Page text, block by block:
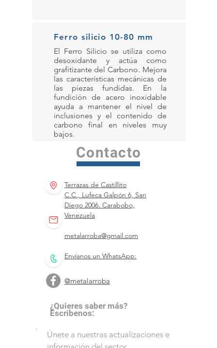
Ferro silicio 10-80 mm
El Ferro Silicio se utiliza como
desoxidante y actúa como
grafitizante del Carbono. Mejora
las características mecánicas de
las piezas fundidas. En la
fundición de acero inoxidable
ayuda a mantener el nivel de
inclusiones y el contenido de
carbono final en niveles muy
bajos.
Contacto
Terrazas de Castillito
C.C., Lufeca Galpón 6, San
Diego 2006. Carabobo,
Venezuela
metalarroba@gmail.com
Envíanos un WhatsApp:
@metalarroba
¿Quieres saber más?
Escribenos:
Únete a nuestras actualizaciones e